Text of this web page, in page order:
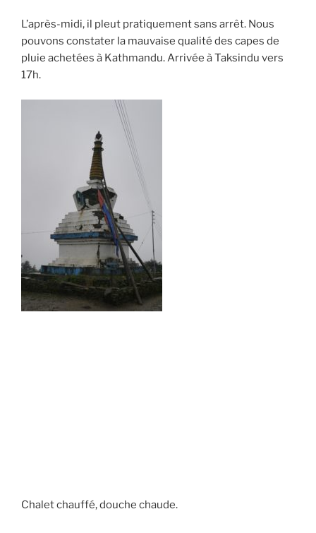
L’après-midi, il pleut pratiquement sans arrêt. Nous
pouvons constater la mauvaise qualité des capes de
pluie achetées à Kathmandu. Arrivée à Taksindu vers
17h.
Chalet chauffé, douche chaude.